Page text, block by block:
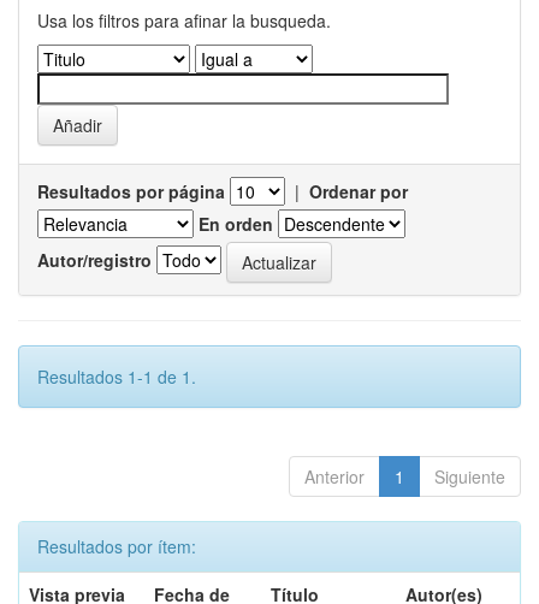
Usa los filtros para afinar la busqueda.
Resultados por página | Ordenar por
En orden
Autor/registro
Resultados 1-1 de 1.
Anterior 1 Siguiente
Resultados por ítem:
Vista previa
Fecha de
Título Autor(es)